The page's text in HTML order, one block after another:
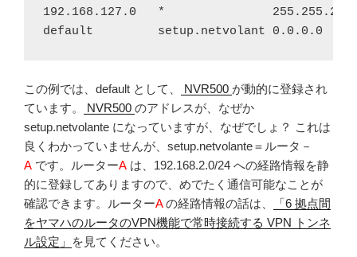
192.168.127.0   *
default         setup.netvolant 0.0.0.0
この例では、default として、 NVR500 が動的に登録され
ています。
NVR500 のアドレスが、なぜか
setup.netvolante になっていますが、なぜでしょ？ これは
良くわかっていませんが、setup.netvolante＝ルータ－
A です。ルーターA は、192.168.2.0/24 への経路情報を静
的に登録してありますので、めでたく通信可能なことが
確認できます。ルーターAの経路情報の話は、
「6 拠点間
をヤマハのルータのVPN機能で常時接続する VPN トンネ
ル設定」
を見てください。